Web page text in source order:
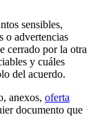
sensibles,
o advertencias
cerrado por la otra
y cuáles
del acuerdo.
anexos, oferta
documento que